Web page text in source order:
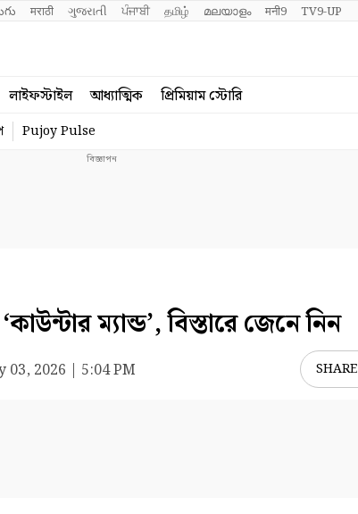
मराठी ગુજરાતી ਪੰਜਾਬੀ தமிழ் മലയാളം मनी9 TV9-UP
লাইফস্টাইল আধ্যাত্মিক প্রিমিয়াম স্টোরি
Pujoy Pulse
ম্যান্ড’, বিস্তারে জেনে নিন
03, 2026 | 5:04 PM SHARE